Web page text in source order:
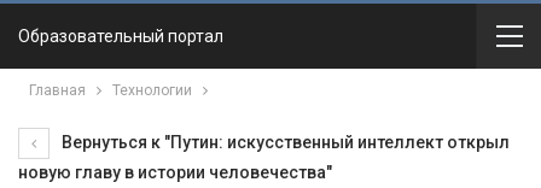
Образовательный портал
Главная Технологии
Вернуться к "Путин: искусственный интеллект открыл
новую главу в истории человечества"